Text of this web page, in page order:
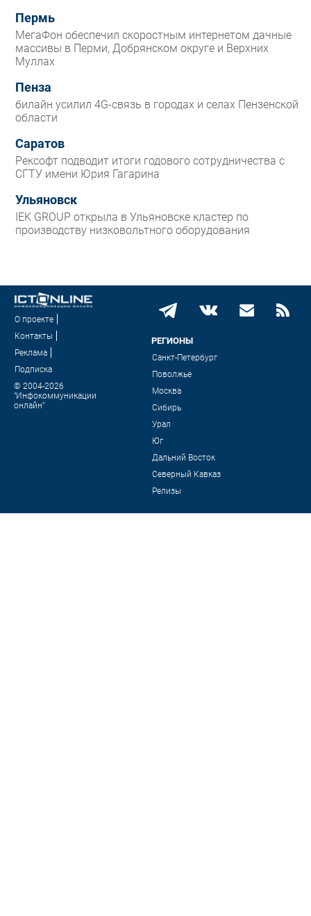
Пермь
МегаФон обеспечил скоростным интернетом дачные
массивы в Перми, Добрянском округе и Верхних
Муллах
Пенза
билайн усилил 4G-связь в городах и селах Пензенской
области
Саратов
Рексофт подводит итоги годового сотрудничества с
СГТУ имени Юрия Гагарина
Ульяновск
IEK GROUP открыла в Ульяновске кластер по
производству низковольтного оборудования
О проекте
Контакты
Реклама
Подписка
© 2004-2026
"Инфокоммуникации
онлайн"
РЕГИОНЫ
Санкт-Петербург
Поволжье
Москва
Сибирь
Урал
Юг
Дальний Восток
Северный Кавказ
Релизы